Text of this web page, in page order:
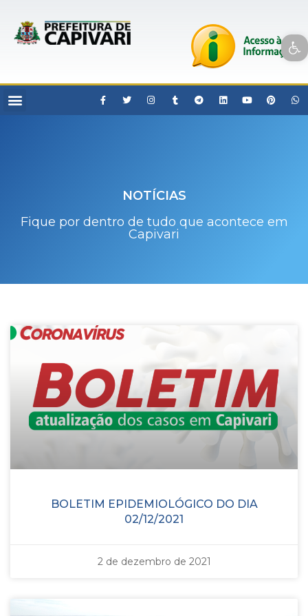
Open toolbar
NOTÍCIAS
Fique por dentro de tudo que acontece em
Capivari
BOLETIM EPIDEMIOLÓGICO DO DIA
02/12/2021
2 de dezembro de 2021